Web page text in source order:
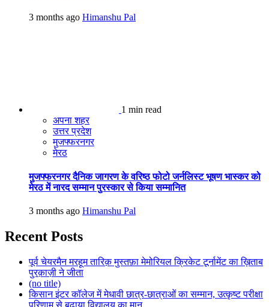
3 months ago Himanshu Pal
1 min read
अपना शहर
उत्तर प्रदेश
मुजफ्फरनगर
मेरठ
मुजफ्फरनगर दैनिक जागरण के वरिष्ठ फोटो जर्नलिस्ट भूषण भास्कर को
मेरठ में नारद सम्मान पुरस्कार से किया सम्मानित
3 months ago Himanshu Pal
Recent Posts
पूर्व चेयरमैन मरहूम तारिक़ मुस्तफ़ा मेमोरियल क्रिकेट टूर्नामेंट का ख़िताब
पुरक़ाज़ी ने जीता
(no title)
किसान इंटर कॉलेज में मेधावी छात्र-छात्राओं का सम्मान, उत्कृष्ट परीक्षा
परिणाम से बढ़ाया विद्यालय का मान